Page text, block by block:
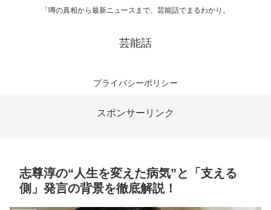
「噂の真相から最新ニュースまで、芸能話でまるわかり。
芸能話
プライバシーポリシー
スポンサーリンク
志尊淳の“人生を変えた病気”と「支える
側」発言の背景を徹底解説！